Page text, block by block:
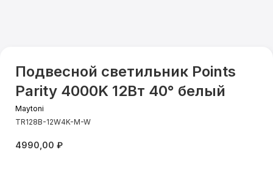
Подвесной светильник Points
Parity 4000K 12Вт 40° белый
Maytoni
TR128B-12W4K-M-W
4990,00 ₽